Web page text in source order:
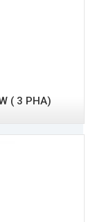
( 3 PHA)